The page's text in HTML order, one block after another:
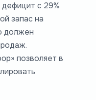
с 29%
запас на
должен
позволяет в